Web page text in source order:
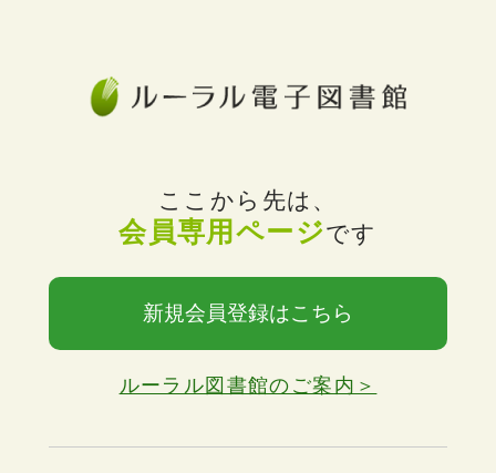
ここから先は、
会員専用ページです
新規会員登録はこちら
ルーラル図書館のご案内＞